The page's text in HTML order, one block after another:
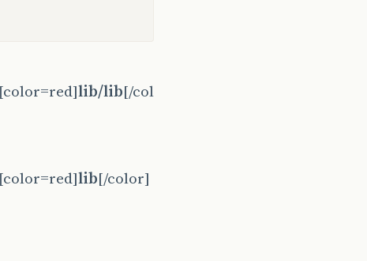
lib/lib[/col
lib[/color]